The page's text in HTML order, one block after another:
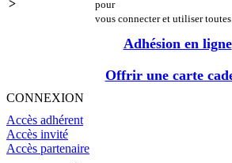
>
pour
vous connecter et utiliser
Adhésion en ligne
Offrir une carte
CONNEXION
Accès adhérent
Accès invité
Accès partenaire